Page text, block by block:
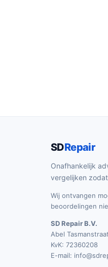
SDRepair
Onafhankelijk
vergelijken
Wij ontvangen
beoordelingen
SD Repair B.V.
Abel
KvK: 72360208
E-mail: